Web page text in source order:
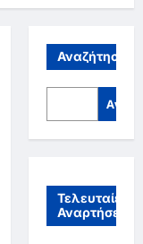
Αναζήτηση
Τελευταίες
Αναρτήσεις